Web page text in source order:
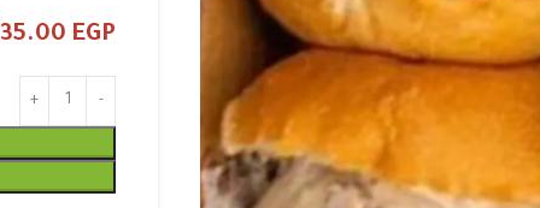
EGP